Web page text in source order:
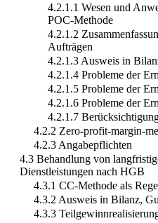
4.2.1.1 Wesen und
POC-Methode
4.2.1.2
Aufträgen
4.2.1.3 Ausweis in
4.2.1.4 Probleme der
4.2.1.5 Probleme der
4.2.1.6 Probleme der
4.2.1.7
4.2.2 Zero-profit-margin-
4.2.3 Angabepflichten
4.3 Behandlung von
Dienstleistungen nach HGB
4.3.1 CC-Methode als
4.3.2 Ausweis in Bilanz,
4.3.3